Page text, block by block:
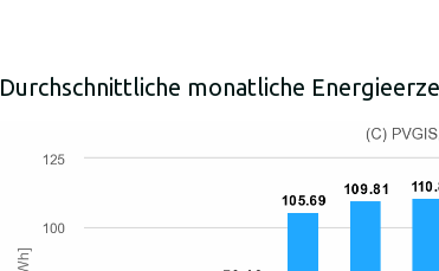
Durchschnittliche monatliche